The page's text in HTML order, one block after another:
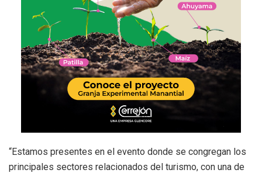
“Estamos presentes en el evento donde se congregan los
principales sectores relacionados del turismo, con una de